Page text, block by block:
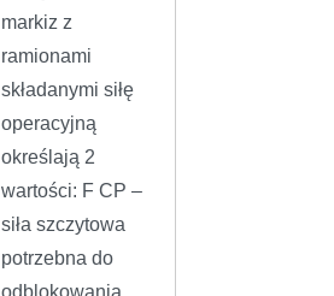
markiz z
ramionami
składanymi siłę
operacyjną
określają 2
wartości: F CP –
siła szczytowa
potrzebna do
odblokowania